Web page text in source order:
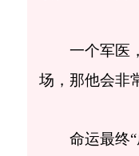
一个军医，
场，那他会非
命运最终“